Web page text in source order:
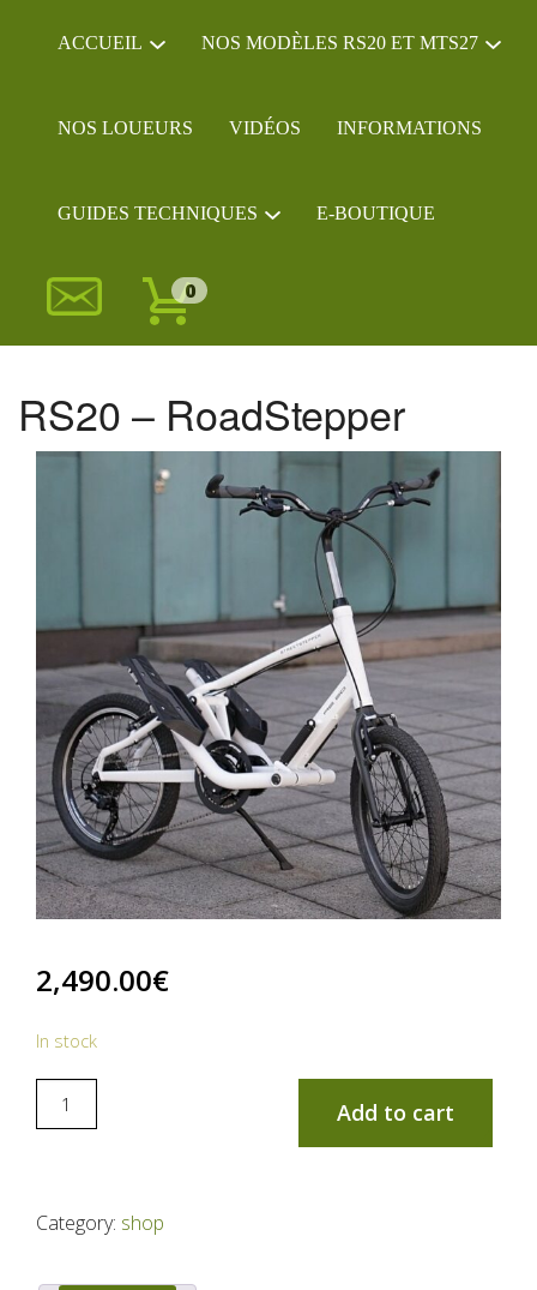
ACCUEIL NOS MODÈLES RS20 ET MTS27
NOS LOUEURS VIDÉOS INFORMATIONS
GUIDES TECHNIQUES E-BOUTIQUE
0
RS20 – RoadStepper
2,490.00€
In stock
Add to cart
Category: shop